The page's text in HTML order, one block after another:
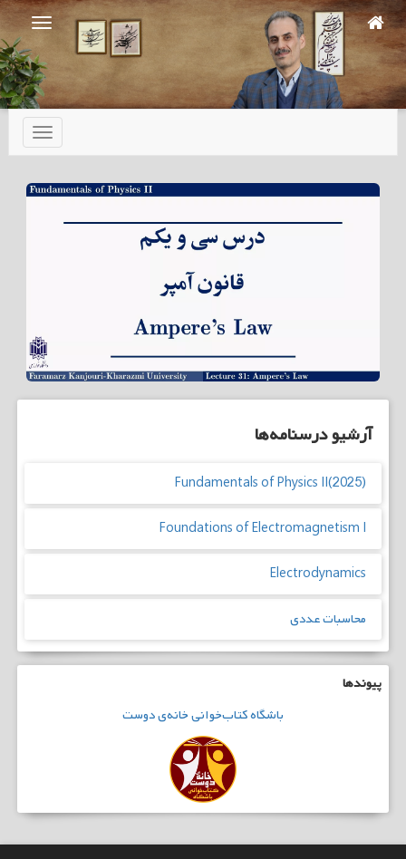
Skip
to
main
content
تعویض
ناوبری
آرشیو درسنامه‌ها
Fundamentals of Physics II(2025)
Foundations of Electromagnetism I
Electrodynamics
محاسبات عددی
پیوندها
باشگاهکتاب‌خوانیخانه‌ی دوست